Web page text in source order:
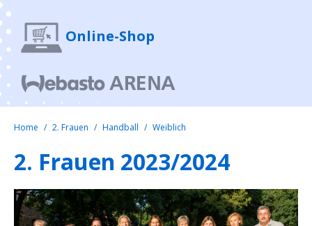
Online-Shop
Home 2. Frauen Handball Weiblich
2. Frauen 2023/2024